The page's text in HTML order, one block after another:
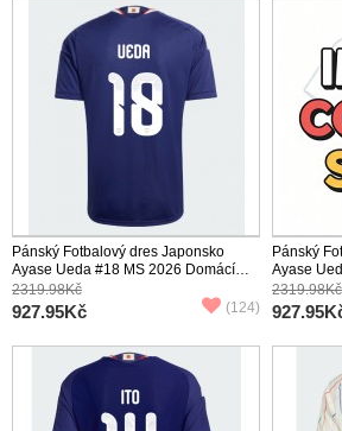
Pánský Fotbalový dres Japonsko
Ayase Ueda #18 MS 2026 Domácí
Krátký Rukáv
2319.98Kč
927.95Kč (124)
Pánský
Ayase
Krátký
2319.98Kč